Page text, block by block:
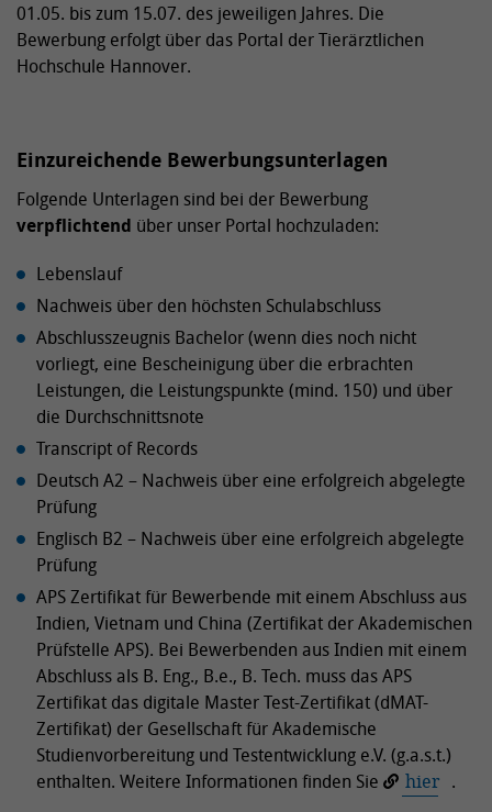
01.05. bis zum 15.07. des jeweiligen Jahres. Die
Bewerbung erfolgt über das Portal der Tierärztlichen
Hochschule Hannover.
Einzureichende Bewerbungsunterlagen
Folgende Unterlagen sind bei der Bewerbung
verpflichtend über unser Portal hochzuladen:
Lebenslauf
Nachweis über den höchsten Schulabschluss
Abschlusszeugnis Bachelor (wenn dies noch nicht
vorliegt, eine Bescheinigung über die erbrachten
Leistungen, die Leistungspunkte (mind. 150) und über
die Durchschnittsnote
Transcript of Records
Deutsch A2 – Nachweis über eine erfolgreich abgelegte
Prüfung
Englisch B2 – Nachweis über eine erfolgreich abgelegte
Prüfung
APS Zertifikat für Bewerbende mit einem Abschluss aus
Indien, Vietnam und China (Zertifikat der Akademischen
Prüfstelle APS). Bei Bewerbenden aus Indien mit einem
Abschluss als B. Eng., B.e., B. Tech. muss das APS
Zertifikat das digitale Master Test-Zertifikat (dMAT-
Zertifikat) der Gesellschaft für Akademische
Studienvorbereitung und Testentwicklung e.V. (g.a.s.t.)
enthalten. Weitere Informationen finden Sie
hier .